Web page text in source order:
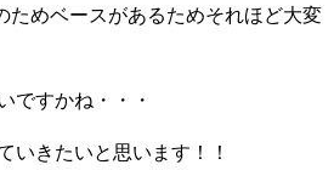
ためベースがあるためそれほど大変
ですかね・・・
いきたいと思います！！